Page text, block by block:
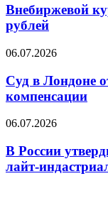
доллара
поднялся
выше
рублей
Внебиржевой
рублей
Суд
Лондоне
отказал
Nord
в
компенсации
06.07.2026
Суд в Лондоне
компенсации
В
утвердили
новый
ГОСТ
06.07.2026
В России
лайт-